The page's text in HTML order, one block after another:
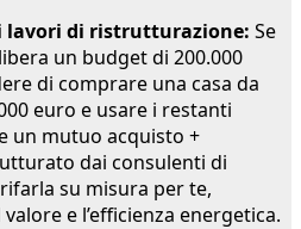
lavori di ristrutturazione: Se
un budget di 200.000
di comprare una casa da
euro e usare i restanti
un mutuo acquisto +
dai consulenti di
su misura per te,
e l’efficienza energetica.